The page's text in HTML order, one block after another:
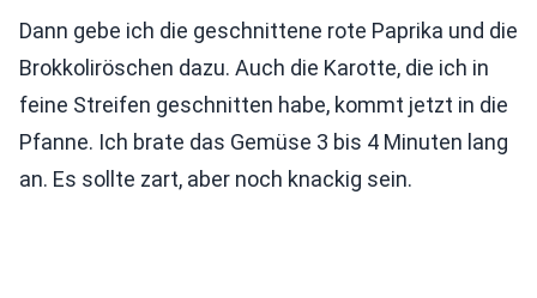
Dann gebe ich die geschnittene rote Paprika und die
Brokkoliröschen dazu. Auch die Karotte, die ich in
feine Streifen geschnitten habe, kommt jetzt in die
Pfanne. Ich brate das Gemüse 3 bis 4 Minuten lang
an. Es sollte zart, aber noch knackig sein.